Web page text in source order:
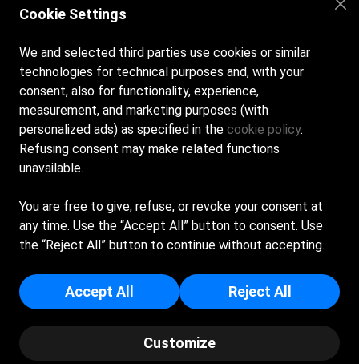
Via Lavezzola, 48125 Lido di Savio (RA)
Seguici sui nostri social
Facebook
DOUBLE TROUBLE SNC DI DICUONZO MARIA PATRIZIA E
(RA) - Iscritta al registro delle imprese di Ravenna - p.i/c.f:
01371810399 - Numero REA: RA - 152191
© Copyright - Rapa Nui | Powered by Spiagge.it
Cookie Settings
We and selected third parties use cookies or similar
technologies for technical purposes and, with your
consent, also for functionality, experience,
measurement, and marketing purposes (with
personalized ads) as specified in the cookie policy.
Refusing consent may make related functions
unavailable.
You are free to give, refuse, or revoke your consent at
any time. Use the “Accept All” button to consent. Use
the “Reject All” button to continue without accepting.
Accept All Reject All
Customize